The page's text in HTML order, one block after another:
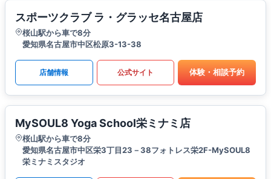
スポーツクラブ ラ・グラッセ名古屋店
桜山駅から車で8分
愛知県名古屋市中区松原3-13-38
店舗情報 公式サイト 体験・相談予約
MySOUL8 Yoga School栄ミナミ店
桜山駅から車で8分
愛知県名古屋市中区栄3丁目23－38フォトレス栄2F-MySOUL8
栄ミナミスタジオ